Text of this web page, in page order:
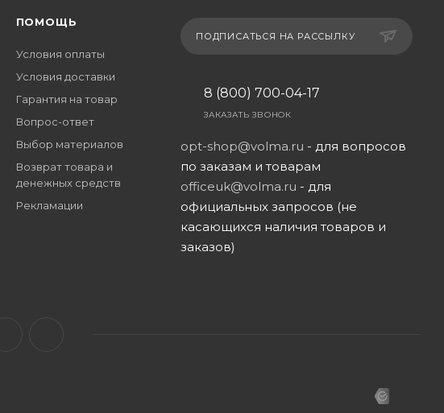
ПОМОЩЬ
Условия оплаты
Условия доставки
Гарантия на товар
Вопрос-ответ
Выбор материалов
Возврат товара и
денежных средств
Рекламации
ПОДПИСАТЬСЯ НА РАССЫЛКУ
8 (800) 700-04-17
ЗАКАЗАТЬ ЗВОНОК
opt-shop@volma.ru - для вопросов
по заказам и товарам
officeuk@volma.ru - для
официальных запросов (не
касающихся наличия товаров и
заказов)